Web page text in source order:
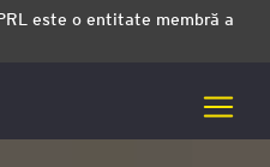
este o entitate membră a